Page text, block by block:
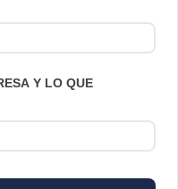
Y LO QUE